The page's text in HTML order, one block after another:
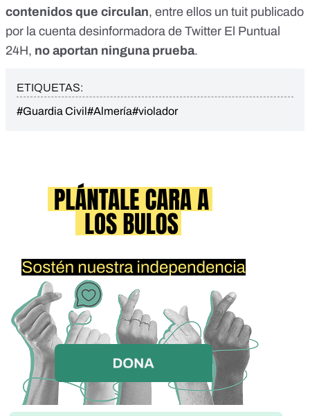
contenidos que circulan, entre ellos un tuit publicado
por la cuenta desinformadora de Twitter El Puntual
24H, no aportan ninguna prueba.
ETIQUETAS:
#Guardia Civil#Almería#violador